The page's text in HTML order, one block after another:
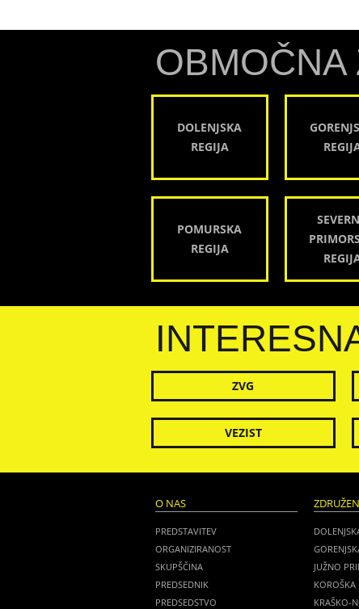
DOLENJSKA
REGIJA
POMURSKA
REGIJA
ZVG
VEZIST
O NAS
PREDSTAVITEV
ORGANIZIRANOST
SKUPŠČINA
PREDSEDNIK
PREDSEDSTVO
JUŽNO
KOROŠKA
KRAŠKO-